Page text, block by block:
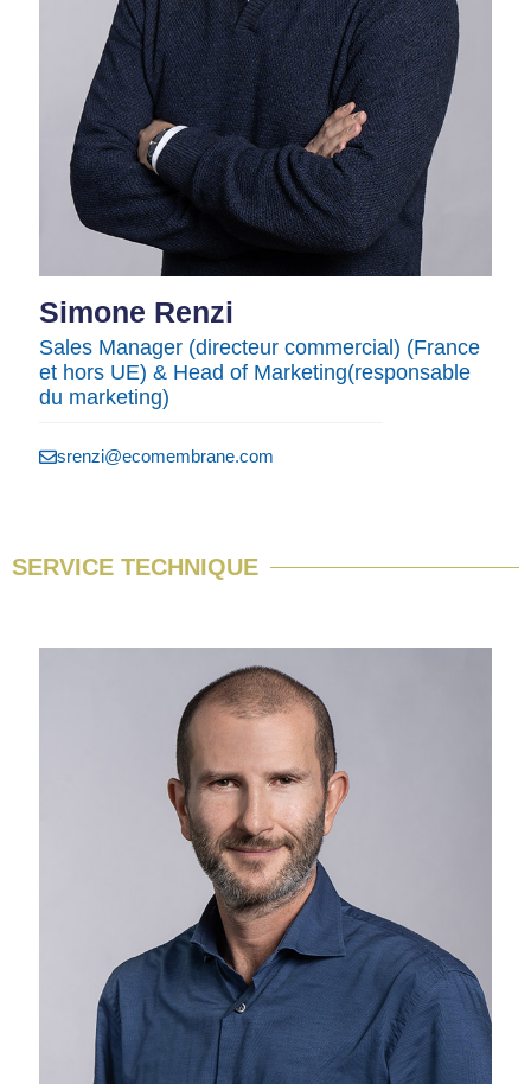
Simone Renzi​
Sales Manager (directeur commercial) (France
et hors UE) & Head of Marketing​(responsable
du marketing)
srenzi@ecomembrane.com
SERVICE TECHNIQUE